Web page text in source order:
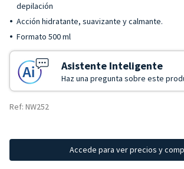
depilación
Acción hidratante, suavizante y calmante.
Formato 500 ml
Asistente Inteligente
Haz una pregunta sobre este
Ref: NW252
Accede para ver precios y